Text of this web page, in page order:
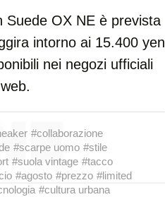
Suede OX NE è prevista
intorno ai 15.400 yen
nei negozi ufficiali
#collaborazione
#scarpe uomo #stile
#suola vintage #tacco
#agosto #prezzo #limited
#cultura urbana